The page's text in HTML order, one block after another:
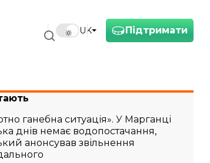
Підтримати
UK
ганебна ситуація». У Марганці
днів немає водопостачання,
анонсував звільнення